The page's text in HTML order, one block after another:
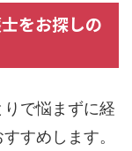
をお探しの
で悩まずに経
すめします。